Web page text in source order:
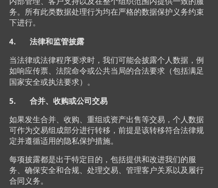
务。所有此类数据处理行为均在严格的数据保护义务约束
下进行。
4. 法律和监管披露
当法律或法律程序要求时，我们可能会披露个人数据，例
如响应传票、法院命令或公共当局的合法要求（包括满足
国家安全或执法要求）。
5. 合并、收购或公司交易
如果发生合并、收购、重组或资产出售等交易，个人数据
可作为交易组成部分进行转移，前提是该转移符合法律规
定并遵循适用的隐私保护措施。
每项披露都是出于特定目的，包括提供和改进我们的服
务、确保安全和合规、处理交易、管理客户关系以及履行
合同义务。